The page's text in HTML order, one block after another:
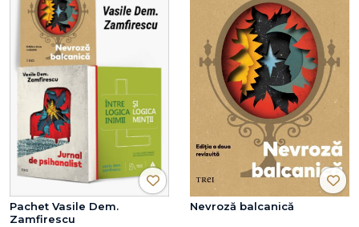
Pachet Vasile Dem.
Zamfirescu
Nevroză balcanică